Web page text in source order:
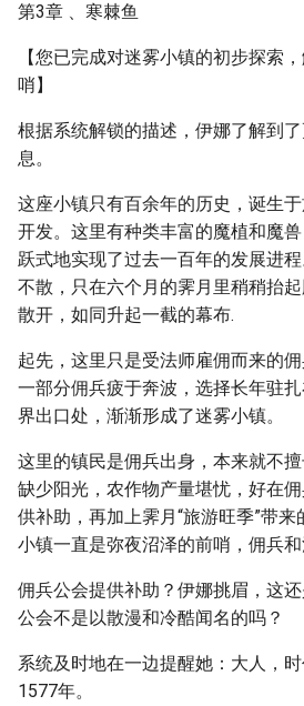
第3章 、寒棘鱼
【您已完成对迷雾小镇的初步探索
哨】
根据系统解锁的描述，伊娜了解到
息。
这座小镇只有百余年的历史，诞生
开发。这里有种类丰富的魔植和魔
跃式地实现了过去一百年的发展进
不散，只在六个月的霁月里稍稍抬
散开，如同升起一截的幕布.
起先，这里只是受法师雇佣而来的
一部分佣兵疲于奔波，选择长年驻
界出口处，渐渐形成了迷雾小镇。
这里的镇民是佣兵出身，本来就不
缺少阳光，农作物产量堪忧，好在
供补助，再加上霁月“旅游旺季”带
小镇一直是弥夜沼泽的前哨，佣兵和
佣兵公会提供补助？伊娜挑眉，这
公会不是以散漫和冷酷闻名的吗？
系统及时地在一边提醒她：大人，
1577年。